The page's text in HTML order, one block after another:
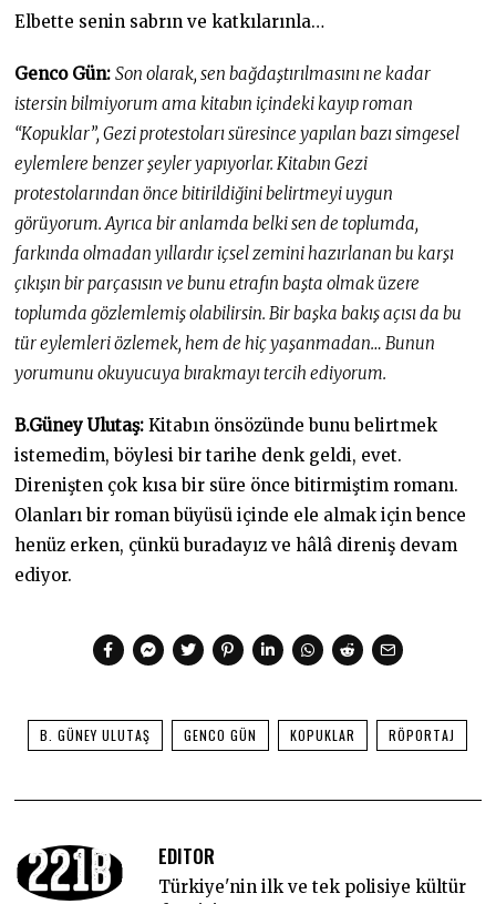
Elbette senin sabrın ve katkılarınla…
Genco Gün: Son olarak, sen bağdaştırılmasını ne kadar
istersin bilmiyorum ama kitabın içindeki kayıp roman
“Kopuklar”, Gezi protestoları süresince yapılan bazı simgesel
eylemlere benzer şeyler yapıyorlar. Kitabın Gezi
protestolarından önce bitirildiğini belirtmeyi uygun
görüyorum. Ayrıca bir anlamda belki sen de toplumda,
farkında olmadan yıllardır içsel zemini hazırlanan bu karşı
çıkışın bir parçasısın ve bunu etrafın başta olmak üzere
toplumda gözlemlemiş olabilirsin. Bir başka bakış açısı da bu
tür eylemleri özlemek, hem de hiç yaşanmadan… Bunun
yorumunu okuyucuya bırakmayı tercih ediyorum.
B.Güney Ulutaş: Kitabın önsözünde bunu belirtmek
istemedim, böylesi bir tarihe denk geldi, evet.
Direnişten çok kısa bir süre önce bitirmiştim romanı.
Olanları bir roman büyüsü içinde ele almak için bence
henüz erken, çünkü buradayız ve hâlâ direniş devam
ediyor.
B. GÜNEY ULUTAŞ GENCO GÜN KOPUKLAR RÖPORTAJ
EDITOR
Türkiye'nin ilk ve tek polisiye kültür